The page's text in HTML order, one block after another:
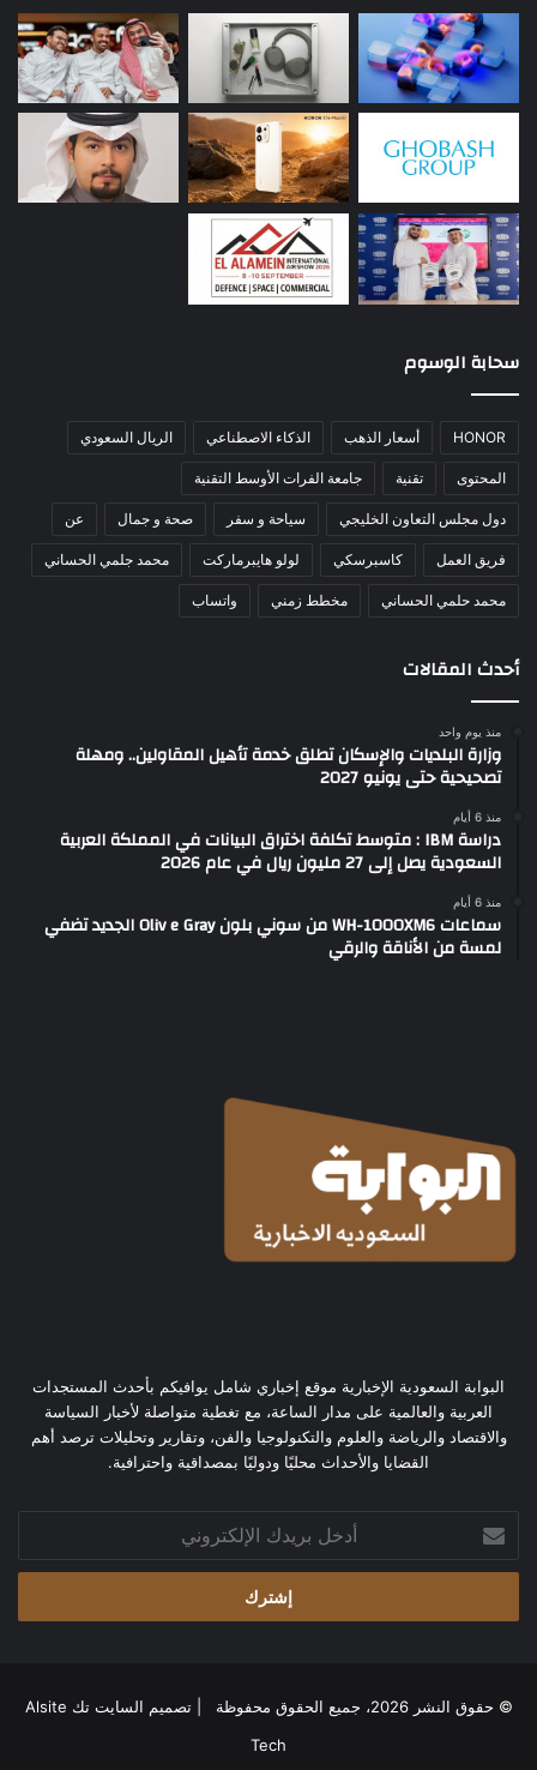
سحابة الوسوم
HONOR أسعار الذهب الذكاء الاصطناعي الريال السعودي
المحتوى تقنية جامعة الفرات الأوسط التقنية
دول مجلس التعاون الخليجي سياحة و سفر صحة و جمال عن
فريق العمل كاسبرسكي لولو هايبرماركت محمد جلمي الحساني
محمد حلمي الحساني مخطط زمني واتساب
أحدث المقالات
منذ يوم واحد
وزارة البلديات والإسكان تطلق خدمة تأهيل المقاولين.. ومهلة
تصحيحية حتى يونيو 2027
منذ 6 أيام
دراسة IBM : متوسط تكلفة اختراق البيانات في المملكة العربية
السعودية يصل إلى 27 مليون ريال في عام 2026
منذ 6 أيام
سماعات WH-1000XM6 من سوني بلون Oliv e Gray الجديد تضفي
لمسة من الأناقة والرقي
البوابة السعودية الإخبارية موقع إخباري شامل يوافيكم بأحدث المستجدات
العربية والعالمية على مدار الساعة، مع تغطية متواصلة لأخبار السياسة
والاقتصاد والرياضة والعلوم والتكنولوجيا والفن، وتقارير وتحليلات ترصد أهم
القضايا والأحداث محليًا ودوليًا بمصداقية واحترافية.
بريدك
الإلكتروني
© حقوق النشر 2026، جميع الحقوق محفوظة | تصميم
السايت تك Alsite
Tech